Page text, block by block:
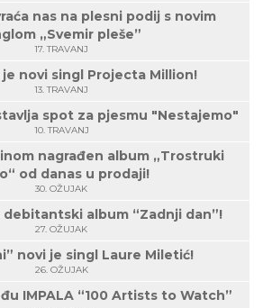
nas na plesni podij s novim
„Svemir pleše”
17. TRAVANJ
je novi singl Projecta Million!
13. TRAVANJ
spot za pjesmu "Nestajemo"
10. TRAVANJ
nagrađen album „Trostruki
od danas u prodaji!
30. OŽUJAK
album “Zadnji dan”!
27. OŽUJAK
novi je singl Laure Miletić!
26. OŽUJAK
IMPALA “100 Artists to Watch”